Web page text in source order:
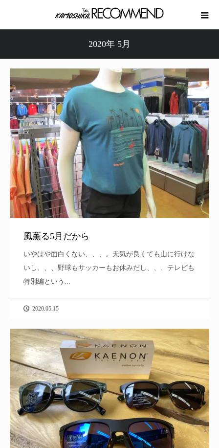
2020年 5月
風薫る5月だから
いやはや面白くない、、、。天気が良くても山に行けな
いし、、、野球もサッカーもお休みだし、、、テレビも
特別編という...
2020.05.15